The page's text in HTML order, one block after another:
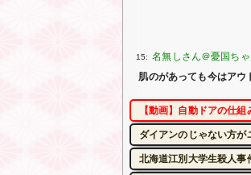
15:
肌のがあっても今はアウ
【動画】自動ドアの仕
ダイアンのじゃない方
北海道江別大学生殺人